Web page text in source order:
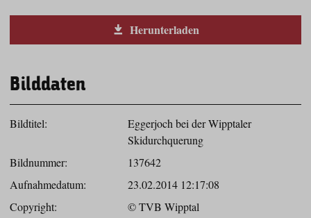
Herunterladen
Bilddaten
Bildtitel:
Eggerjoch bei der Wipptaler
Skidurchquerung
Bildnummer:
137642
Aufnahmedatum:
23.02.2014 12:17:08
Copyright:
© TVB Wipptal